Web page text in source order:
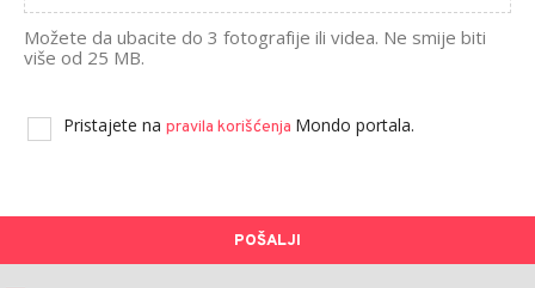
Možete da ubacite do 3 fotografije ili videa. Ne smije biti
više od 25 MB.
Pristajete na pravila korišćenja Mondo portala.
POŠALJI